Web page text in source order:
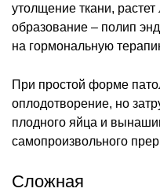
утолщение ткани,
образование – полип
на гормональную
При простой форме
оплодотворение, но
плодного яйца и
самопроизвольного
Сложная